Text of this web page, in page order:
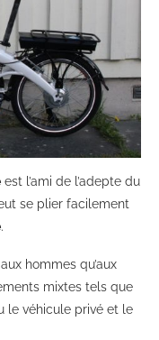
est l’ami de l’adepte du
se plier facilement
.
hommes qu’aux
mixtes tels que
le véhicule privé et le